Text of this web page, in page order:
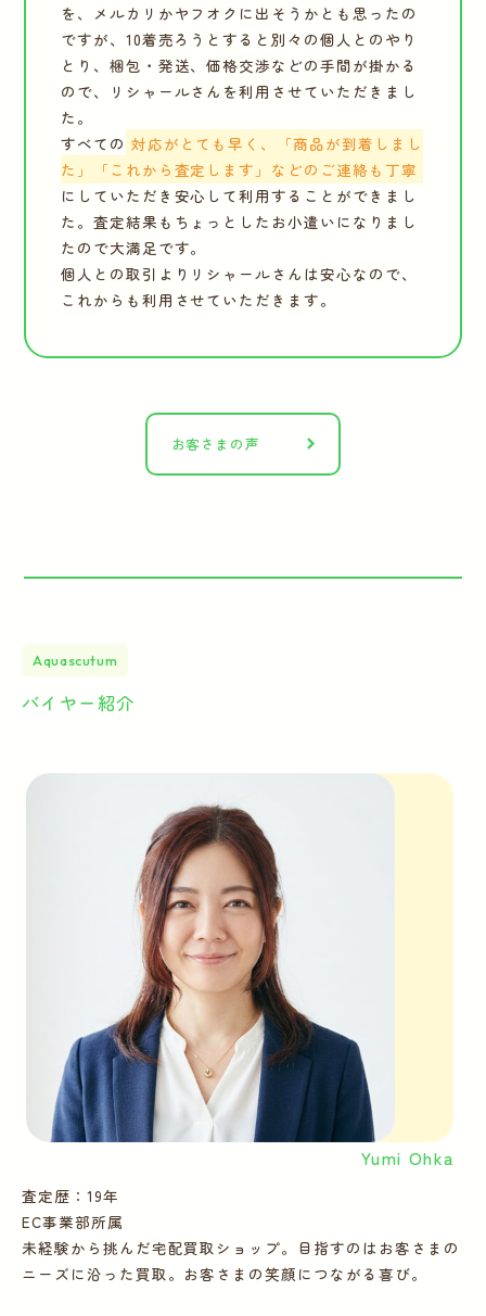
を、メルカリかヤフオクに出そうかとも思ったの
ですが、10着売ろうとすると別々の個人とのやり
とり、梱包・発送、価格交渉などの手間が掛かる
ので、リシャールさんを利用させていただきまし
た。
すべての 対応がとても早く、「商品が到着しまし
た」「これから査定します」などのご連絡も丁寧
にしていただき安心して利用することができまし
た。査定結果もちょっとしたお小遣いになりまし
たので大満足です。
個人との取引よりリシャールさんは安心なので、
これからも利用させていただきます。
お客さまの声
Aquascutum
バイヤー紹介
Yumi Ohka
査定歴：19年
EC事業部所属
未経験から挑んだ宅配買取ショップ。目指すのはお客さまの
ニーズに沿った買取。お客さまの笑顔につながる喜び。